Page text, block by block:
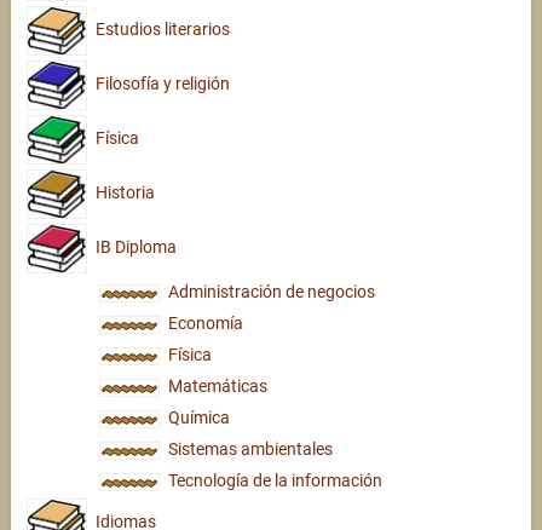
Estudios literarios
Filosofía y religión
Física
Historia
IB Diploma
Administración de negocios
Economía
Física
Matemáticas
Química
Sistemas ambientales
Tecnología de la información
Idiomas